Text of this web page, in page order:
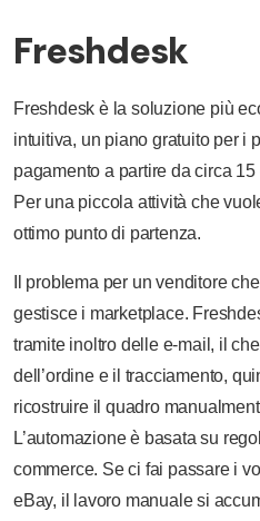
Freshdesk
Freshdesk è la soluzione più
intuitiva, un piano gratuito per i
pagamento a partire da circa
Per una piccola attività che
ottimo punto di partenza.
Il problema per un venditore
gestisce i marketplace.
tramite inoltro delle e-mail, il
dell’ordine e il tracciamento,
ricostruire il quadro
L’automazione è basata su
commerce. Se ci fai passare i
eBay, il lavoro manuale si